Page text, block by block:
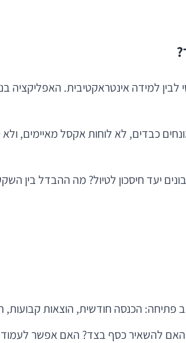
לבין למידה אינטראקטיבית. האפליקציה
כבדים, לא לוחות אקסל מאיימים,
יעד חיסכון לטיול? מה ההבדל בין
הכנסה חודשית, הוצאות קבועות,
להשאיר כסף בצד? האם אפשר